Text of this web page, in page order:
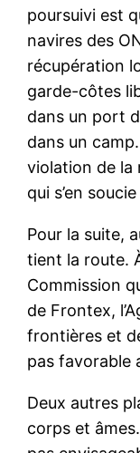
poursuivi est
navires des
récupération
garde-côtes
dans un port
dans un
violation de la
qui s’en soucie
Pour la suite,
tient la route.
Commission
de Frontex,
frontières et
pas favorable
Deux autres
corps et